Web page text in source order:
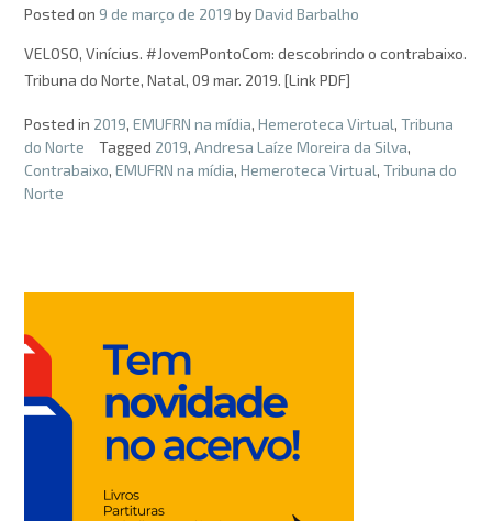
Posted on 9 de março de 2019 byDavid Barbalho
VELOSO, Vinícius. #JovemPontoCom: descobrindo o contrabaixo.
Tribuna do Norte, Natal, 09 mar. 2019. [Link PDF]
Posted in 2019, EMUFRN na mídia, Hemeroteca Virtual, Tribuna
do Norte
Tagged 2019, Andresa Laíze Moreira da Silva,
Contrabaixo, EMUFRN na mídia, Hemeroteca Virtual, Tribuna do
Norte